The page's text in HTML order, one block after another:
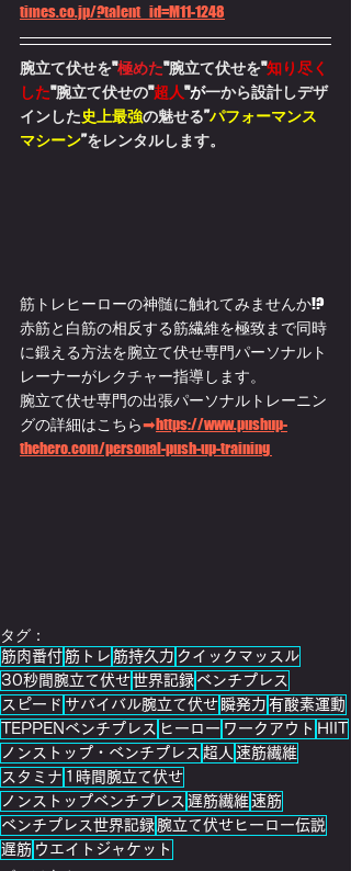
times.co.jp/?talent_id=M11-1248
腕立て伏せを"極めた"腕立て伏せを"知り尽く
した"腕立て伏せの"超人"が一から設計しデザ
インした史上最強の魅せる”パフォーマンス
マシーン”をレンタルします。
筋トレヒーローの神髄に触れてみませんか!?
赤筋と白筋の相反する筋繊維を極致まで同時
に鍛える方法を腕立て伏せ専門パーソナルト
レーナーがレクチャー指導します。
腕立て伏せ専門の出張パーソナルトレーニン
グの詳細はこちら➡https://www.pushup-
thehero.com/personal-push-up-training
タグ：
筋肉番付筋トレ 筋持久力 クイックマッスル
30秒間腕立て伏せ世界記録 ベンチプレス
スピード サバイバル腕立て伏せ 瞬発力 有酸素運動
TEPPENベンチプレス ヒーロー ワークアウト HIIT
ノンストップ・ベンチプレス 超人 速筋繊維
スタミナ 1時間腕立て伏せ
ノンストップベンチプレス 遅筋繊維速筋
ベンチプレス世界記録 腕立て伏せヒーロー伝説
遅筋 ウエイトジャケット